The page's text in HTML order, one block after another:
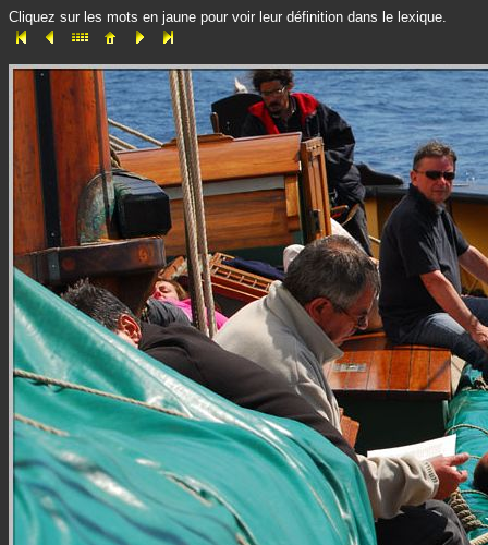
Cliquez sur les mots en jaune pour voir leur définition dans le lexique.